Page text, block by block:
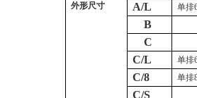
外形尺寸
A/L
单排
B
C
C/L
单排
C/8 单排
C/S